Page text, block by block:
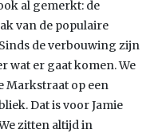
al gemerkt: de
van de populaire
de verbouwing zijn
wat er gaat komen. We
Markstraat op een
Dat is voor Jamie
zitten altijd in